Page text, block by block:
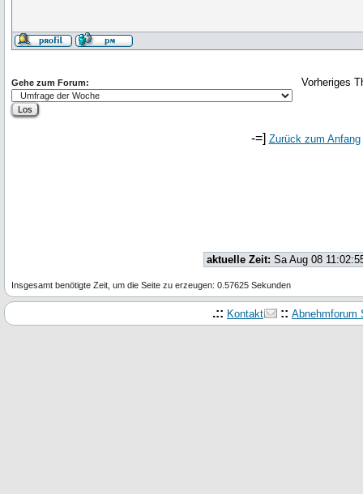
Vorheriges
Gehe zum Forum:
-=] Zurück zum Anfang
aktuelle Zeit: Sa Aug 08
Insgesamt benötigte Zeit, um die Seite zu erzeugen: 0.57625 Sekunden
.:: Kontakt :: Abnehmforum